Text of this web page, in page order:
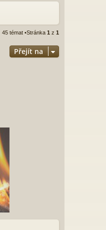
45 témat •Stránka 1 z 1
Přejít na